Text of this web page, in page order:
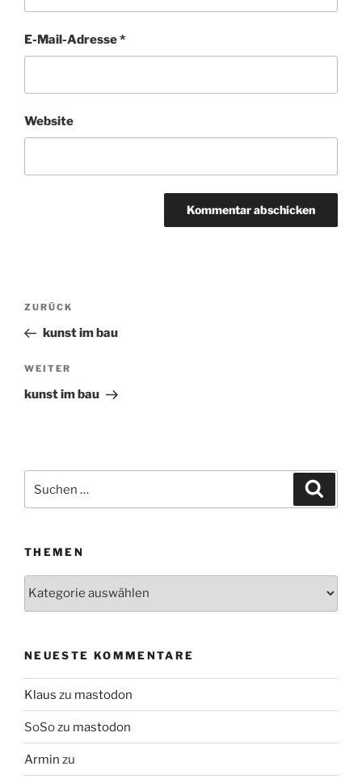
E-Mail-Adresse*
Website
Beitragsnavigation
Vorheriger
Beitrag
ZURÜCK
kunst im bau
Nächster
Beitrag
WEITER
kunst im bau
THEMEN
Themen
NEUESTE KOMMENTARE
Klaus zu mastodon
SoSozu mastodon
Armin zu